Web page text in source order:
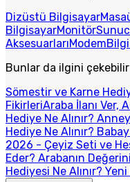
Dizüstü Bilgisayar
BilgisayarMonitör
AksesuarlarıModem
Bunlar da ilgini çekebilir
Sömestir ve Karne
FikirleriAraba İlanı Ver,
Hediye Ne Alınır?
Hediye Ne Alınır?
2026 - Çeyiz Seti ve
Eder? Arabanın
Hediyesi Ne Alınır?